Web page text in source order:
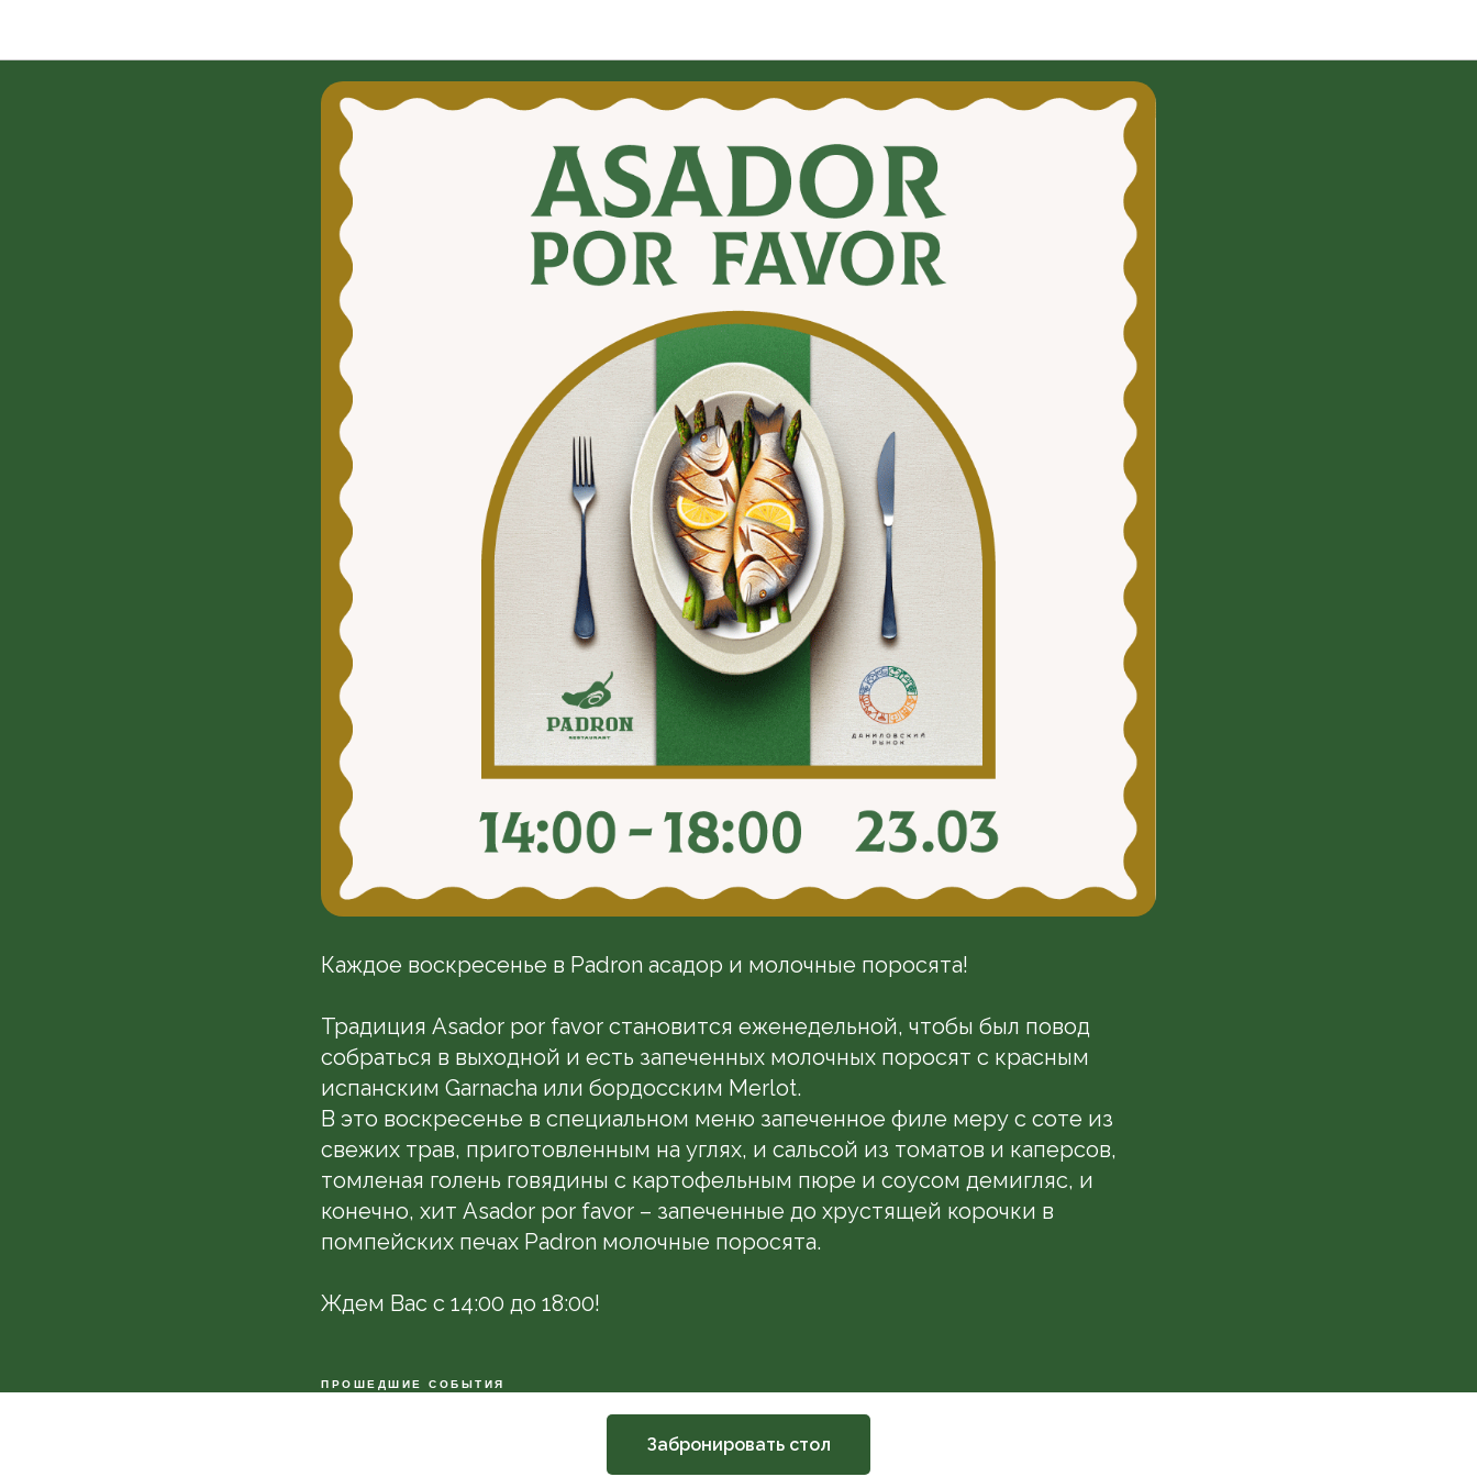
Каждое воскресенье в Padron асадор и молочные поросята!
Традиция Asador por favor становится еженедельной, чтобы был повод
собраться в выходной и есть запеченных молочных поросят с красным
испанским Garnacha или бордосским Merlot.
В это воскресенье в специальном меню запеченное филе меру с соте из
свежих трав, приготовленным на углях, и сальсой из томатов и каперсов,
томленая голень говядины с картофельным пюре и соусом демигляс, и
конечно, хит Asador por favor – запеченные до хрустящей корочки в
помпейских печах Padron молочные поросята.
Ждем Вас с 14:00 до 18:00!
ПРОШЕДШИЕ СОБЫТИЯ
Забронировать стол